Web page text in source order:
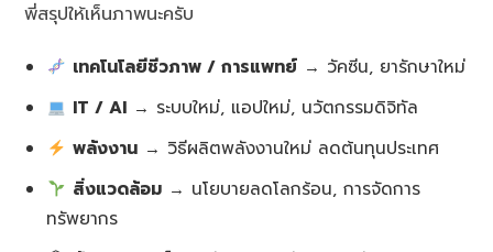
พี่สรุปให้เห็นภาพนะครับ
เทคโนโลยีชีวภาพ / การแพทย์→ วัคซีน, ยารักษาใหม่
IT / AI→ ระบบใหม่, แอปใหม่, นวัตกรรมดิจิทัล
พลังงาน→ วิธีผลิตพลังงานใหม่ ลดต้นทุนประเทศ
สิ่งแวดล้อม→ นโยบายลดโลกร้อน, การจัดการ
ทรัพยากร